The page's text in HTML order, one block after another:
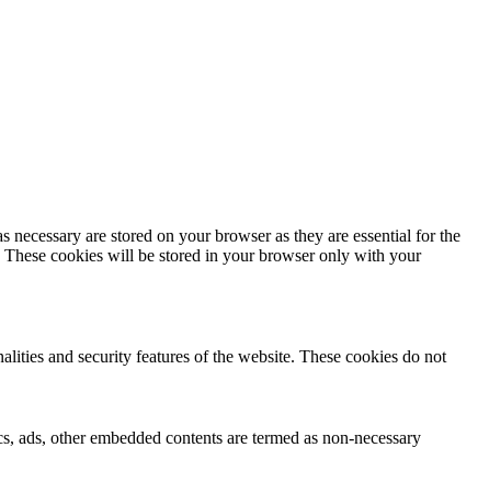
are stored on your browser as they are essential for the
cookies will be stored in your browser only with your
and security features of the website. These cookies do not
other embedded contents are termed as non-necessary